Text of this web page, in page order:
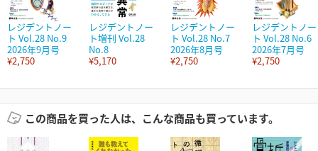
レジデントノー
ト Vol.28 No.9
2026年9月号
¥2,750
レジデントノー
ト増刊 Vol.28
No.8
¥5,170
レジデントノー
ト Vol.28 No.7
2026年8月号
¥2,750
レジデントノー
ト Vol.28 No.6
2026年7月号
¥2,750
この商品を買った人は、こんな商品も買っています。